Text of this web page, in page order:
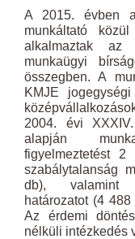
A 2015. évben
munkáltató
alkalmaztak az
munkaügyi
összegben. A
KMJE
2004. évi
alapján
figyelmeztetést
szabálytalanság
db), valamint
határozatot (4
Az érdemi
nélküli intézkedés